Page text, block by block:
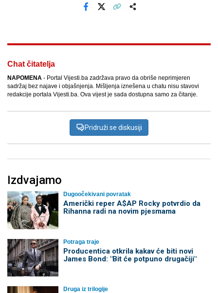
Chat čitatelja
NAPOMENA - Portal Vijesti.ba zadržava pravo da obriše neprimjeren
sadržaj bez najave i objašnjenja. Mišljenja iznešena u chatu nisu stavovi
redakcije portala Vijesti.ba. Ova vijest je sada dostupna samo za čitanje.
Pridruži se diskusiji
Izdvajamo
Dugoočekivani povratak
Američki reper A$AP Rocky potvrdio da
Rihanna radi na novim pjesmama
Potraga traje
Producentica otkrila kakav će biti novi
James Bond: "Bit će potpuno drugačiji"
Druga iz trilogije